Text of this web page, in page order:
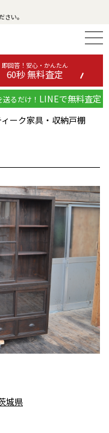
い。
即回答！安心・かんたん
60秒 無料査定
るだけ！ LINEで無料査定
ィーク家具・収納戸棚
城県